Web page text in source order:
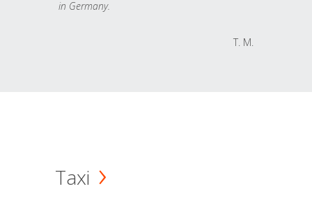
in Germany.
T. M.
Taxi